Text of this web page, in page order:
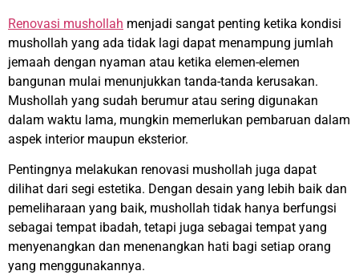
Renovasi mushollah menjadi sangat penting ketika kondisi
mushollah yang ada tidak lagi dapat menampung jumlah
jemaah dengan nyaman atau ketika elemen-elemen
bangunan mulai menunjukkan tanda-tanda kerusakan.
Mushollah yang sudah berumur atau sering digunakan
dalam waktu lama, mungkin memerlukan pembaruan dalam
aspek interior maupun eksterior.
Pentingnya melakukan renovasi mushollah juga dapat
dilihat dari segi estetika. Dengan desain yang lebih baik dan
pemeliharaan yang baik, mushollah tidak hanya berfungsi
sebagai tempat ibadah, tetapi juga sebagai tempat yang
menyenangkan dan menenangkan hati bagi setiap orang
yang menggunakannya.